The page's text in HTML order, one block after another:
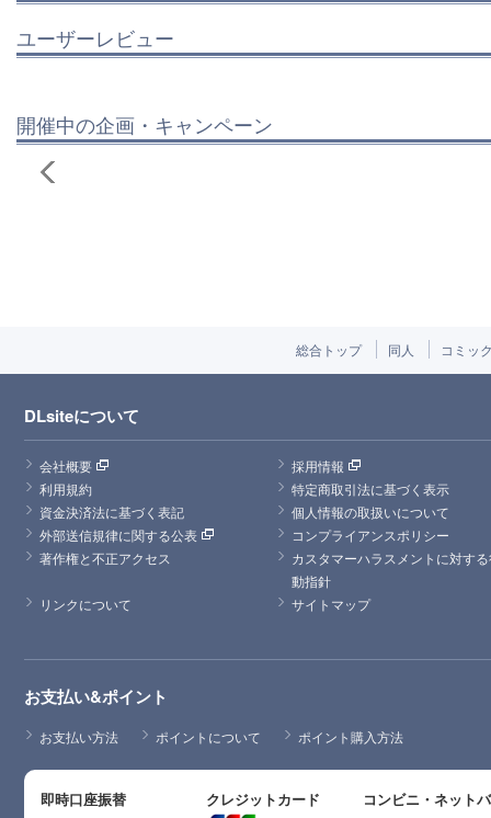
ユーザーレビュー
開催中の企画・キャンペーン
総合トップ 同人 コミッ
DLsiteについて
会社概要
採用情報
利用規約
特定商取引法に基づく表示
資金決済法に基づく表記
個人情報の取扱いについて
外部送信規律に関する公表
コンプライアンスポリシー
著作権と不正アクセス
カスタマーハラスメントに対す
動指針
リンクについて
サイトマップ
お支払い&ポイント
お支払い方法 ポイントについて ポイント購入方法
即時口座振替 クレジットカード コンビニ・ネット